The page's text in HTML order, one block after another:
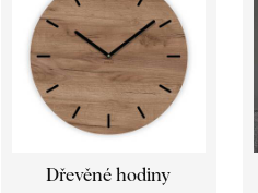
Dřevěné hodiny